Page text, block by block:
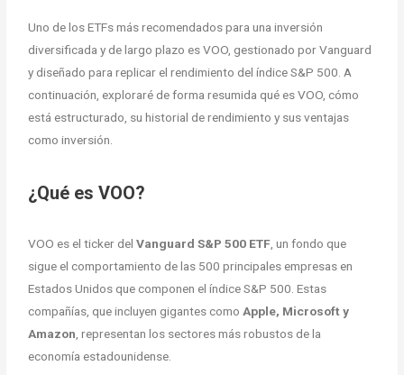
Uno de los ETFs más recomendados para una inversión
diversificada y de largo plazo es VOO, gestionado por Vanguard
y diseñado para replicar el rendimiento del índice S&P 500. A
continuación, exploraré de forma resumida qué es VOO, cómo
está estructurado, su historial de rendimiento y sus ventajas
como inversión.
¿Qué es VOO?
VOO es el ticker delVanguard S&P 500 ETF , un fondo que
sigue el comportamiento de las 500 principales empresas en
Estados Unidos que componen el índice S&P 500. Estas
compañías, que incluyen gigantes como Apple, Microsoft y
Amazon , representan los sectores más robustos de la
economía estadounidense.